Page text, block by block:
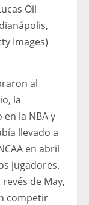
Oil
Images)
al
la
la NBA y
llevado a
en abril
jugadores.
de May,
competir